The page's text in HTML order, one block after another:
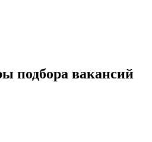
подбора вакансий